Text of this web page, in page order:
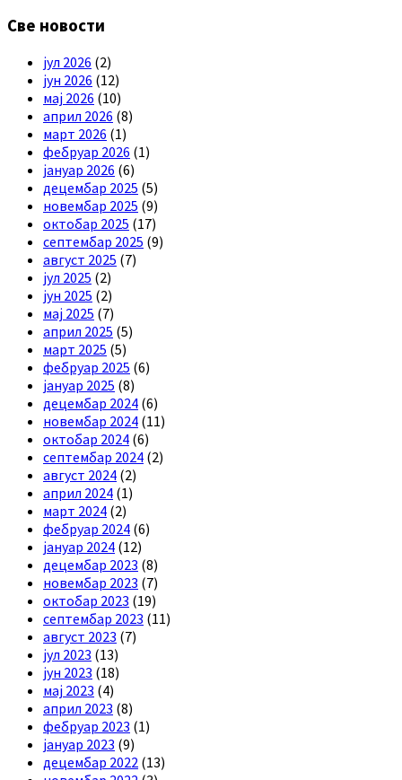
Све новости
јул 2026 (2)
јун 2026 (12)
мај 2026 (10)
април 2026 (8)
март 2026 (1)
фебруар 2026 (1)
јануар 2026 (6)
децембар 2025 (5)
новембар 2025 (9)
октобар 2025 (17)
септембар 2025 (9)
август 2025 (7)
јул 2025 (2)
јун 2025 (2)
мај 2025 (7)
април 2025 (5)
март 2025 (5)
фебруар 2025 (6)
јануар 2025 (8)
децембар 2024 (6)
новембар 2024 (11)
октобар 2024 (6)
септембар 2024 (2)
август 2024 (2)
април 2024 (1)
март 2024 (2)
фебруар 2024 (6)
јануар 2024 (12)
децембар 2023 (8)
новембар 2023 (7)
октобар 2023 (19)
септембар 2023 (11)
август 2023 (7)
јул 2023 (13)
јун 2023 (18)
мај 2023 (4)
април 2023 (8)
фебруар 2023 (1)
јануар 2023 (9)
децембар 2022 (13)